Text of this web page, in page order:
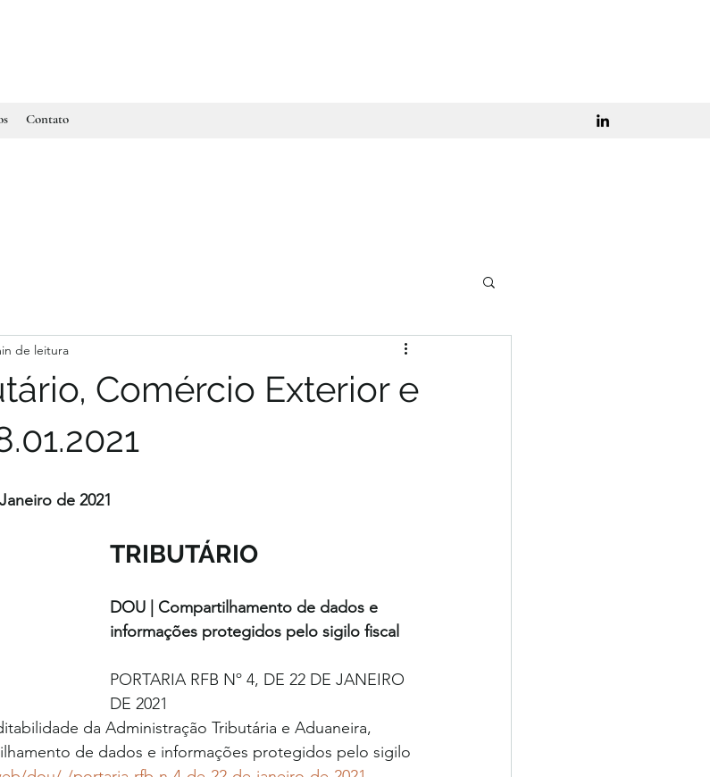
Contato
Comércio Exterior e
de leitura
de 2021
TRIBUTÁRIO
DOU | Compartilhamento de dados e
informações protegidos pelo sigilo fiscal
PORTARIA RFB Nº 4, DE 22 DE JANEIRO
DE 2021
da Administração Tributária e Aduaneira,
de dados e informações protegidos pelo sigilo